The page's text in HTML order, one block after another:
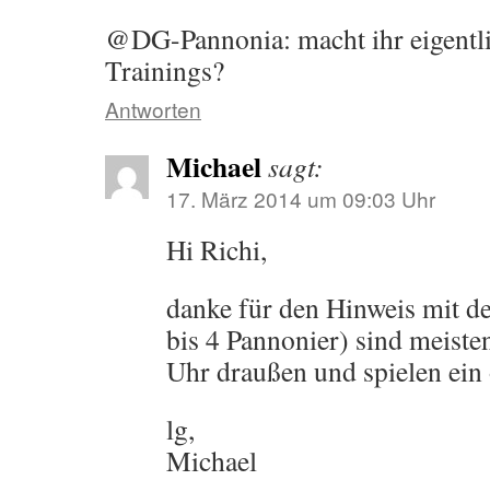
@DG-Pannonia: macht ihr
Trainings?
Antworten
Michaelsagt:
17. März 2014 um 09:03 Uhr
Hi Richi,
danke für den Hinweis mit
bis 4 Pannonier) sind
Uhr draußen und spielen
lg,
Michael